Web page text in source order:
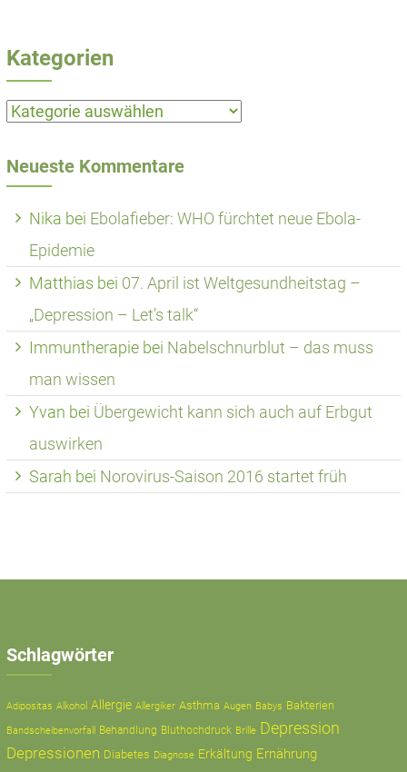
Kategorien
Kategorien
Neueste Kommentare
Nika bei Ebolafieber: WHO fürchtet neue Ebola-
Epidemie
Matthias bei 07. April ist Weltgesundheitstag –
„Depression – Let’s talk“
Immuntherapiebei Nabelschnurblut – das muss
man wissen
Yvan bei Übergewicht kann sich auch auf Erbgut
auswirken
Sarah bei Norovirus-Saison 2016 startet früh
Schlagwörter
Adipositas Alkohol Allergie Allergiker Asthma Augen Babys Bakterien
Bandscheibenvorfall Behandlung Bluthochdruck Brille Depression
Depressionen Diabetes Diagnose Erkältung Ernährung